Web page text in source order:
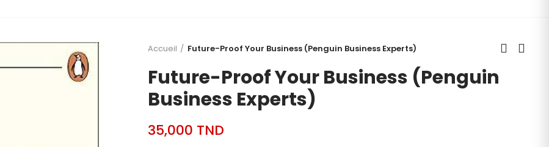
Accueil Future-Proof Your Business (Penguin Business Experts)
Future-Proof Your Business (Penguin
Business Experts)
35,000 TND